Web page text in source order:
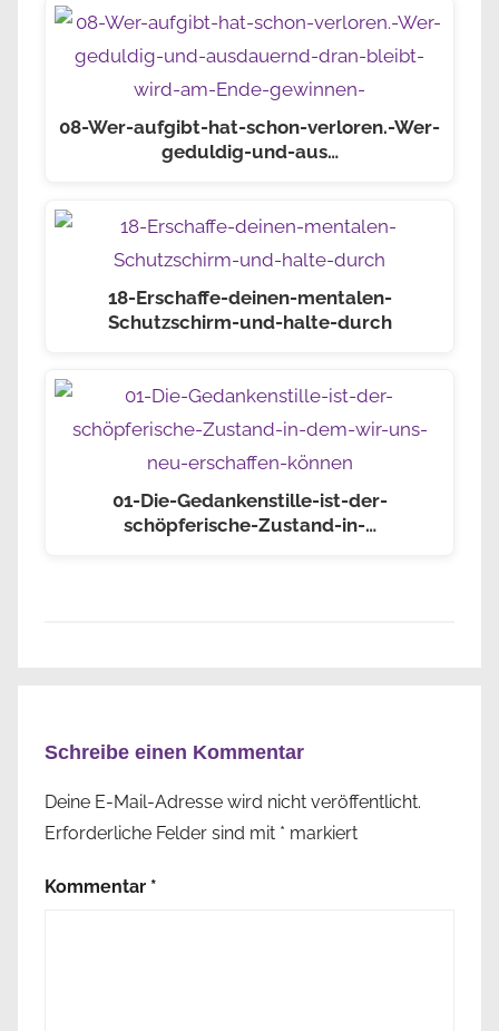
08-Wer-aufgibt-hat-schon-verloren.-Wer-
geduldig-und-aus…
18-Erschaffe-deinen-mentalen-
Schutzschirm-und-halte-durch
01-Die-Gedankenstille-ist-der-
schöpferische-Zustand-in-…
Schreibe einen Kommentar
Deine E-Mail-Adresse wird nicht veröffentlicht.
Erforderliche Felder sind mit * markiert
Kommentar *